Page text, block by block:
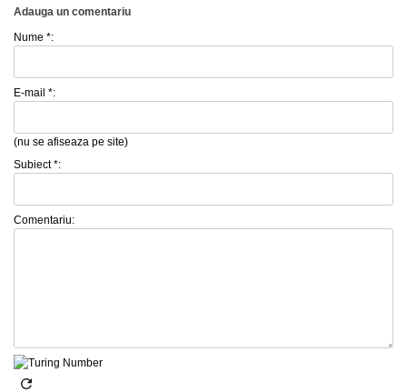
Adauga un comentariu
Nume *:
E-mail *:
(nu se afiseaza pe site)
Subiect *:
Comentariu: